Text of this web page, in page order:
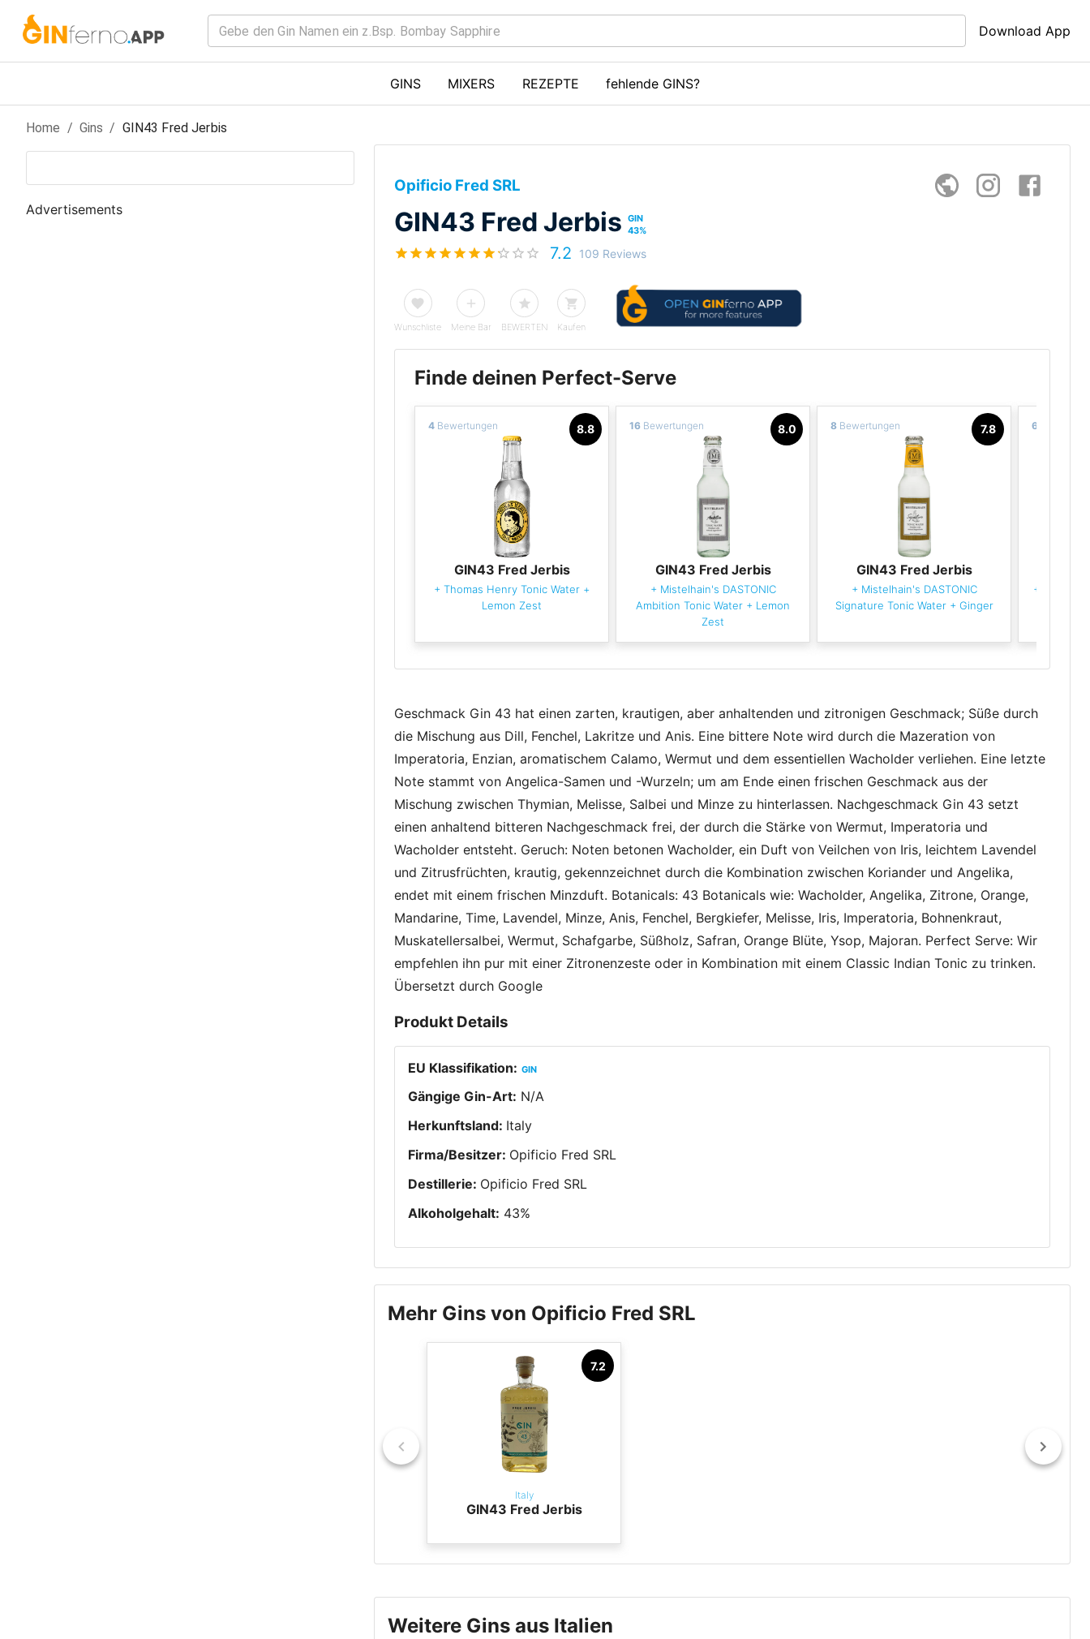
Download App
GINS MIXERS REZEPTE fehlende GINS?
Home / Gins / GIN43 Fred Jerbis
Advertisements
Opificio Fred SRL
GIN43 Fred Jerbis GIN
43%
7.2 109 Reviews
Wunschliste Meine Bar BEWERTEN Kaufen
Finde deinen Perfect-Serve
8.8
4 Bewertungen
GIN43 Fred Jerbis
+Thomas Henry Tonic Water +
Lemon Zest
8.0
16 Bewertungen
GIN43 Fred Jerbis
+ Mistelhain's DASTONIC
Ambition Tonic Water + Lemon
Zest
7.8
8 Bewertungen
GIN43 Fred Jerbis
+ Mistelhain's DASTONIC
Signature Tonic Water+ Ginger
6
+
Geschmack Gin 43 hat einen zarten, krautigen, aber anhaltenden und zitronigen Geschmack; Süße durch
die Mischung aus Dill, Fenchel, Lakritze und Anis. Eine bittere Note wird durch die Mazeration von
Imperatoria, Enzian, aromatischem Calamo, Wermut und dem essentiellen Wacholder verliehen. Eine letzte
Note stammt von Angelica-Samen und -Wurzeln; um am Ende einen frischen Geschmack aus der
Mischung zwischen Thymian, Melisse, Salbei und Minze zu hinterlassen. Nachgeschmack Gin 43 setzt
einen anhaltend bitteren Nachgeschmack frei, der durch die Stärke von Wermut, Imperatoria und
Wacholder entsteht. Geruch: Noten betonen Wacholder, ein Duft von Veilchen von Iris, leichtem Lavendel
und Zitrusfrüchten, krautig, gekennzeichnet durch die Kombination zwischen Koriander und Angelika,
endet mit einem frischen Minzduft. Botanicals: 43 Botanicals wie: Wacholder, Angelika, Zitrone, Orange,
Mandarine, Time, Lavendel, Minze, Anis, Fenchel, Bergkiefer, Melisse, Iris, Imperatoria, Bohnenkraut,
Muskatellersalbei, Wermut, Schafgarbe, Süßholz, Safran, Orange Blüte, Ysop, Majoran. Perfect Serve: Wir
empfehlen ihn pur mit einer Zitronenzeste oder in Kombination mit einem Classic Indian Tonic zu trinken.
Übersetzt durch Google
Produkt Details
EU Klassifikation: GIN
Gängige Gin-Art: N/A
Herkunftsland: Italy
Firma/Besitzer: Opificio Fred SRL
Destillerie: Opificio Fred SRL
Alkoholgehalt: 43%
Mehr Gins von Opificio Fred SRL
7.2
Italy
GIN43 Fred Jerbis
Weitere Gins aus Italien